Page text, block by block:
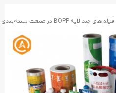
فیلم‌های چند لایه BOPP در صنعت بسته‌بندی